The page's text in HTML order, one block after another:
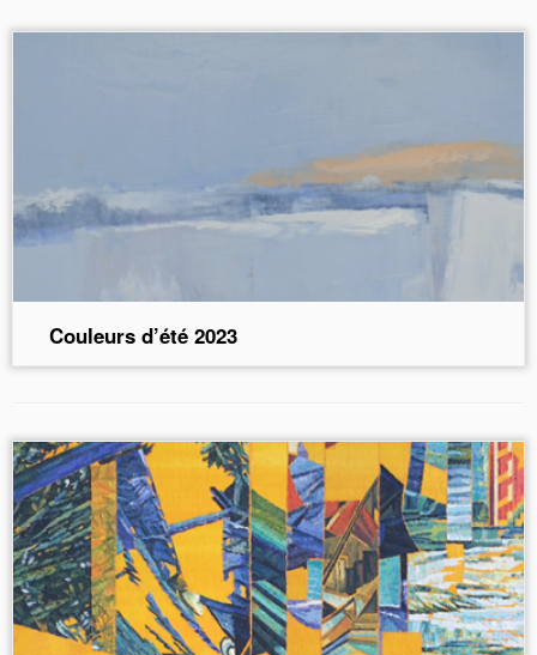
Couleurs d’été 2023